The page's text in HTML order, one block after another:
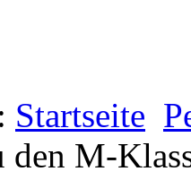
Startseite
den M-